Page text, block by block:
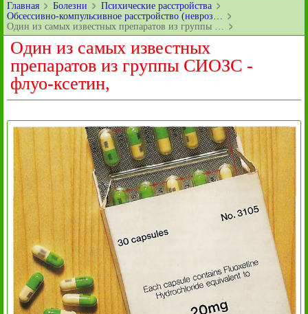
Главная Болезни
Психические расстройства
Обсессивно-компульсивное расстройство (невроз…
Один из самых известных препаратов из группы …
Один из самых известных
препаратов из группы СИОЗС -
флуо-ксетин,